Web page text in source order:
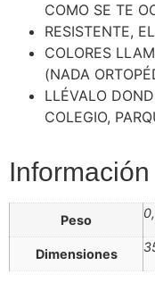
COMO SE TE
RESISTENTE,
COLORES
(NADA
LLÉVALO
COLEGIO,
Peso
Dimensiones